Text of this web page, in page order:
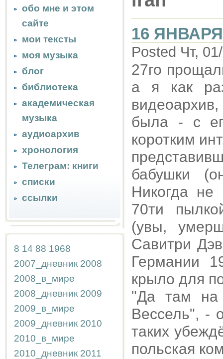
обо мне и этом
сайте
мои тексты
моя музыка
блог
библиотека
академическая
музыка
аудиоархив
хронология
Телеграм: книги
списки
ссылки
8 14 88 1968
2007_дневник 2008
2008_в_мире
2008_дневник 2009
2009_в_мире
2009_дневник 2010
2010_в_мире
2010_дневник 2011
16 ЯНВАРЯ
Posted Чт,
27го
а я как
была - с
коротким
бабушки
Никогда
70ти
(увы,
Савитри
Германии
крыло для
"Да там на
Вессель", -
таких
польская